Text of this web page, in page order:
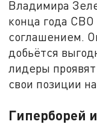
Владимира
конца года
соглашением.
добьётся
лидеры
свои позиции
Гиперборей